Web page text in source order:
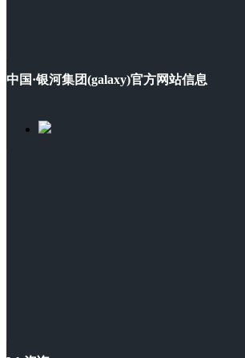
中国·银河集团(galaxy)官方网站信息